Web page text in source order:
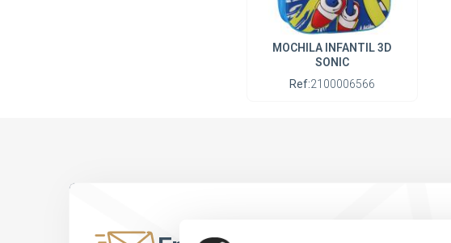
MOCHILA INFANTIL 3D
SONIC
Ref:2100006566